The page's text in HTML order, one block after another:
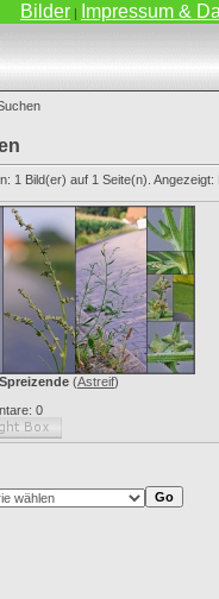
Bilder | Impressum &
1 Bild(er) auf 1 Seite(n). Angezeigt:
(Astreif)
0